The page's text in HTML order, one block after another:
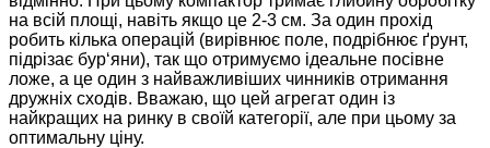
на всій площі, навіть якщо це 2-3 см. За один прохід
робить кілька операцій (вирівнює поле, подрібнює ґрунт,
підрізає бур‘яни), так що отримуємо ідеальне посівне
ложе, а це один з найважливіших чинників отримання
дружніх сходів. Вважаю, що цей агрегат один із
найкращих на ринку в своїй категорії, але при цьому за
оптимальну ціну.